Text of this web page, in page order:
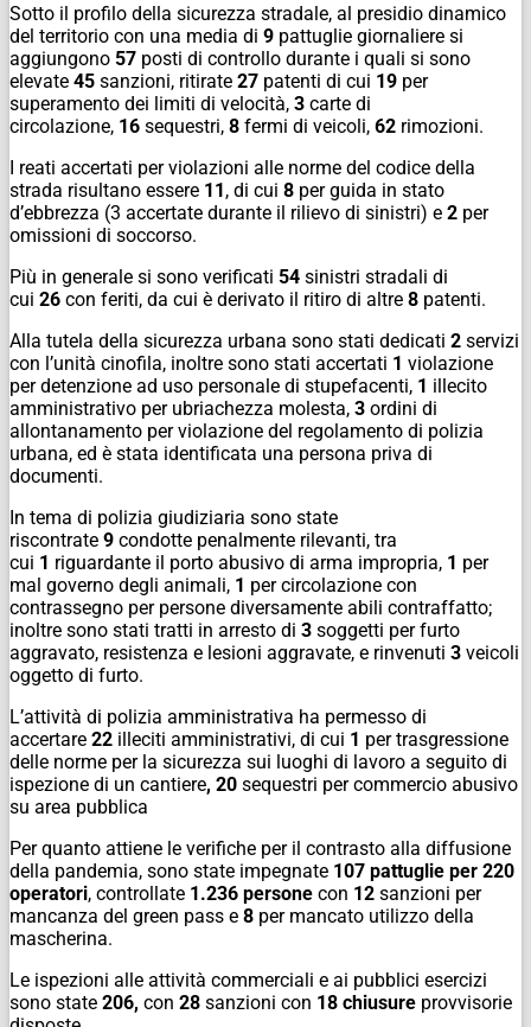
Sotto il profilo della sicurezza stradale, al presidio dinamico
del territorio con una media di 9 pattuglie giornaliere si
aggiungono 57 posti di controllo durante i quali si sono
elevate 45 sanzioni, ritirate 27 patenti di cui 19 per
superamento dei limiti di velocità, 3 carte di
circolazione, 16 sequestri, 8 fermi di veicoli, 62 rimozioni.
I reati accertati per violazioni alle norme del codice della
strada risultano essere 11, di cui 8 per guida in stato
d’ebbrezza (3 accertate durante il rilievo di sinistri) e 2 per
omissioni di soccorso.
Più in generale si sono verificati 54 sinistri stradali di
cui 26 con feriti, da cui è derivato il ritiro di altre 8 patenti.
Alla tutela della sicurezza urbana sono stati dedicati 2 servizi
con l’unità cinofila, inoltre sono stati accertati 1 violazione
per detenzione ad uso personale di stupefacenti, 1 illecito
amministrativo per ubriachezza molesta, 3 ordini di
allontanamento per violazione del regolamento di polizia
urbana, ed è stata identificata una persona priva di
documenti.
In tema di polizia giudiziaria sono state
riscontrate 9 condotte penalmente rilevanti, tra
cui 1 riguardante il porto abusivo di arma impropria, 1 per
mal governo degli animali, 1 per circolazione con
contrassegno per persone diversamente abili contraffatto;
inoltre sono stati tratti in arresto di 3 soggetti per furto
aggravato, resistenza e lesioni aggravate, e rinvenuti 3 veicoli
oggetto di furto.
L’attività di polizia amministrativa ha permesso di
accertare 22 illeciti amministrativi, di cui 1 per trasgressione
delle norme per la sicurezza sui luoghi di lavoro a seguito di
ispezione di un cantiere, 20 sequestri per commercio abusivo
su area pubblica
Per quanto attiene le verifiche per il contrasto alla diffusione
della pandemia, sono state impegnate 107 pattuglie per 220
operatori, controllate 1.236 persone con 12 sanzioni per
mancanza del green pass e 8 per mancato utilizzo della
mascherina.
Le ispezioni alle attività commerciali e ai pubblici esercizi
sono state 206, con 28 sanzioni con 18 chiusure provvisorie